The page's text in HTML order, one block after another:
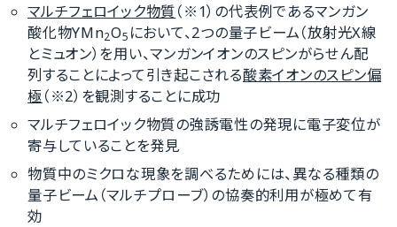
マルチフェロイック物質（※1）の代表例であるマンガン
酸化物YMn2O5 において、2つの量子ビーム（放射光X線
とミュオン）を用い、マンガンイオンのスピンがらせん配
列することによって引き起こされる酸素イオンのスピン偏
極（※2）を観測することに成功
マルチフェロイック物質の強誘電性の発現に電子変位が
寄与していることを発見
物質中のミクロな現象を調べるためには、異なる種類の
量子ビーム（マルチプローブ）の協奏的利用が極めて有
効